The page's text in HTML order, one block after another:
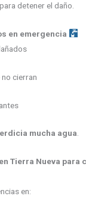
detener el daño.
en emergencia
cierran
mucha agua.
Tierra Nueva para
en: